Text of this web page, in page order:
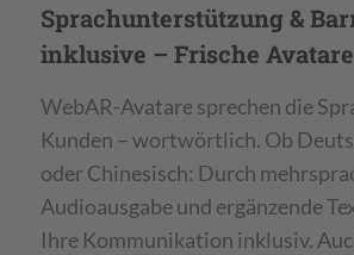
Sprachunterstützung &
inklusive – Frische Avatare
WebAR-Avatare sprechen die
Kunden – wortwörtlich. Ob
oder Chinesisch: Durch
Audioausgabe und ergänzende
Ihre Kommunikation inklusiv.